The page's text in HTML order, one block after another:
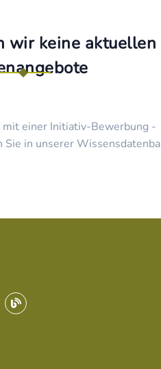
wir keine aktuellen
mit einer Initiativ-Bewerbung -
Sie in unserer